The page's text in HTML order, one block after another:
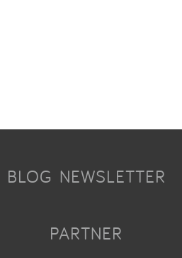
BLOG NEWSLETTER
PARTNER